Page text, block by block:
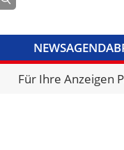
NEWSAGENDA
VIDEOSBIBLIOTHEK
Für Ihre Anzeigen